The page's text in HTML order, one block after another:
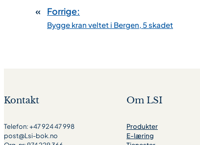
« Forrige:
Bygge kran veltet i Bergen, 5 skadet
Kontakt
Telefon: +47 924 47 998
post@Lsi-bok.no
Om LSI
Produkter
E-læring